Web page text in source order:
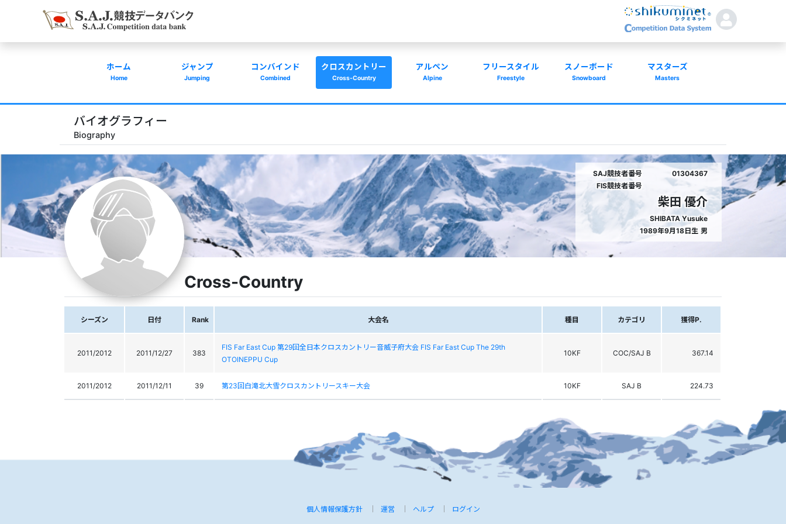
ホーム
Home
ジャンプ
Jumping
コンバインド
Combined
クロスカントリー
Cross-Country
アルペン
Alpine
フリースタイル
Freestyle
スノーボード
Snowboard
マスターズ
Masters
バイオグラフィー
Biography
SAJ競技者番号
01304367
FIS競技者番号
柴田 優介
SHIBATA Yusuke
1989年9月18日生 男
Cross-Country
シーズン 日付 Rank 大会名 種目 カテゴリ 獲得P.
2011/2012 2011/12/27 383
FIS Far East Cup 第29回全日本クロスカントリー音威子府大会 FIS Far East Cup The 29th
OTOINEPPU Cup
10KF COC/SAJ B 367.14
2011/2012 2011/12/11 39 第23回白滝北大雪クロスカントリースキー大会 10KF SAJ B 224.73
個人情報保護方針 運営 ヘルプ ログイン